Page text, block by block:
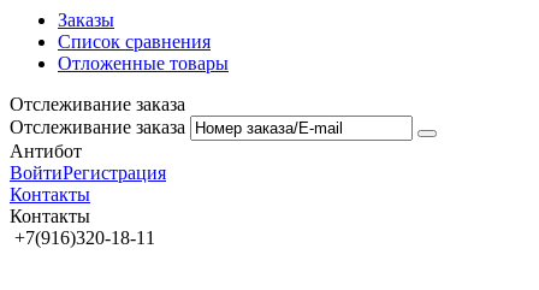
Заказы
Список сравнения
Отложенные товары
Отслеживание заказа
Отслеживание заказа
Антибот
ВойтиРегистрация
Контакты
Контакты
+7(916)320-18-11